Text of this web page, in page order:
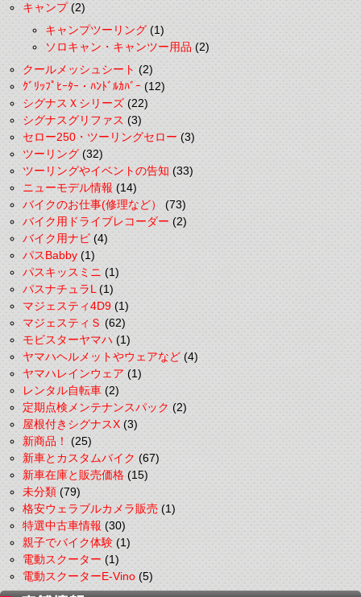
キャンプ(2)
キャンプツーリング(1)
ソロキャン・キャンツー用品(2)
クールメッシュシート(2)
ｸﾞﾘｯﾌﾟﾋｰﾀｰ・ﾊﾝﾄﾞﾙｶﾊﾞｰ(12)
シグナスＸシリーズ(22)
シグナスグリファス(3)
セロー250・ツーリングセロー(3)
ツーリング(32)
ツーリングやイベントの告知(33)
ニューモデル情報(14)
バイクのお仕事(修理など）(73)
バイク用ドライブレコーダー(2)
バイク用ナビ(4)
パスBabby(1)
パスキッスミニ(1)
パスナチュラL(1)
マジェスティ4D9(1)
マジェスティＳ(62)
モビスターヤマハ(1)
ヤマハヘルメットやウェアなど(4)
ヤマハレインウェア(1)
レンタル自転車(2)
定期点検メンテナンスパック(2)
屋根付きシグナスX(3)
新商品！(25)
新車とカスタムバイク(67)
新車在庫と販売価格(15)
未分類(79)
格安ウェラブルカメラ販売(1)
特選中古車情報(30)
親子でバイク体験(1)
電動スクーター(1)
電動スクーターE-Vino(5)